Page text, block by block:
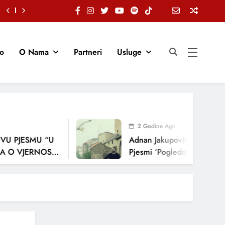
O Nama Partneri Usluge
“U
2 Godine Ago
Adnan Jakupović Donosi Snažnu
Pjesmi ‘Pogledaj Me’